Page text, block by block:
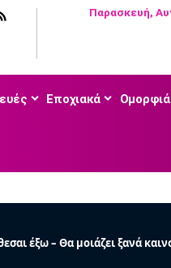
Παρασκευή,
Εποχιακά Ομορφιά
έξω – Θα μοιάζει ξανά